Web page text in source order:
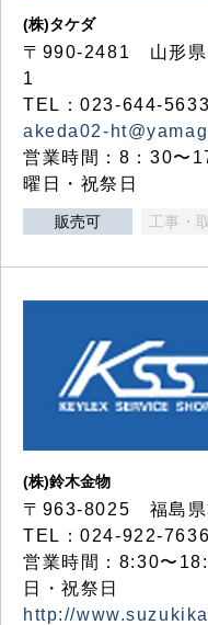
(株)タケダ
〒990-2481 山形県
1
TEL：023-644-
akeda02-
営業時間：8：30〜
曜日・祝祭日
販売可 工事・
(株)鈴木金物
〒963-8025 福島県
TEL：024-922-
営業時間：8:30〜
日・祝祭日
http://